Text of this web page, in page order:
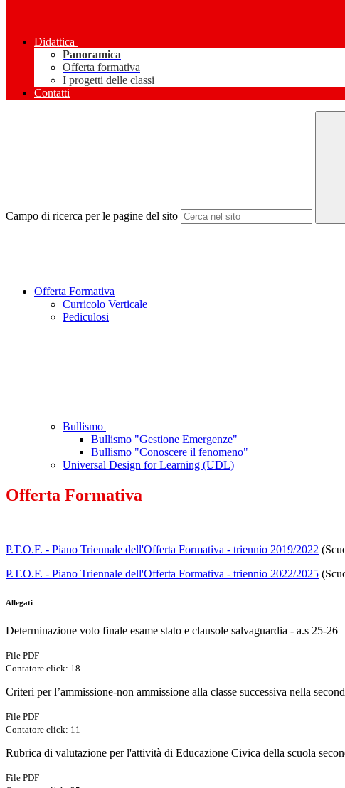
Didattica
Panoramica
Offerta formativa
I progetti delle classi
Contatti
Campo di ricerca per le pagine del sito
Offerta Formativa
Curricolo Verticale
Pediculosi
Bullismo
Bullismo "Gestione Emergenze"
Bullismo "Conoscere il fenomeno"
Universal Design for Learning (UDL)
Offerta Formativa
P.T.O.F. - Piano Triennale dell'Offerta Formativa - triennio 2019/2022
P.T.O.F. - Piano Triennale dell'Offerta Formativa - triennio 2022/2025
Allegati
Determinazione voto finale esame stato e clausole salvaguardia - a.s 25-26
File PDF
Contatore click: 18
Criteri per l’ammissione-non ammissione alla classe successiva nella
File PDF
Contatore click: 11
Rubrica di valutazione per l'attività di Educazione Civica della scuola
File PDF